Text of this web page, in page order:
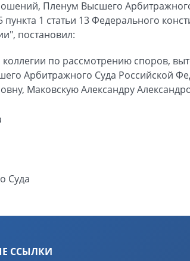
Пленум Высшего
пункта 1 статьи 13 Федерального
постановил:
коллегии по рассмотрению споров,
Арбитражного Суда Российской
Маковскую Александру
Суда
ССЫЛКИ